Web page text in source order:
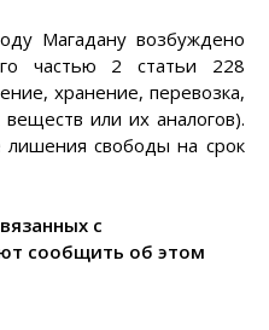
Магадану возбуждено
частью 2 статьи 228
хранение, перевозка,
веществ или их аналогов).
лишения свободы на срок
с
сообщить об этом